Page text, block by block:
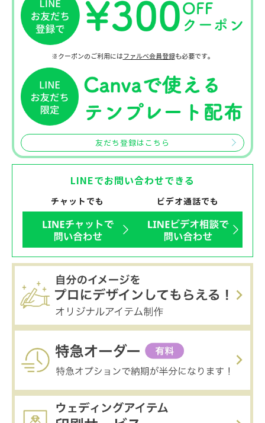
※クーポンのご利用にはファルベ会員登録も必要です。
友だち登録はこちら
LINEでお問い合わせできる
チャットでも ビデオ通話でも